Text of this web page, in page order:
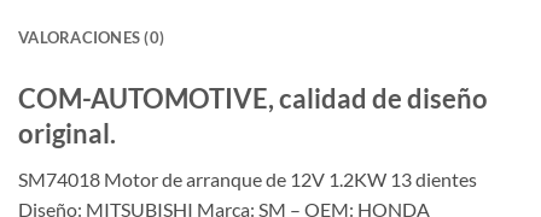
VALORACIONES (0)
COM-AUTOMOTIVE, calidad de diseño
original.
SM74018 Motor de arranque de 12V 1.2KW 13 dientes
Diseño: MITSUBISHI Marca: SM – OEM: HONDA